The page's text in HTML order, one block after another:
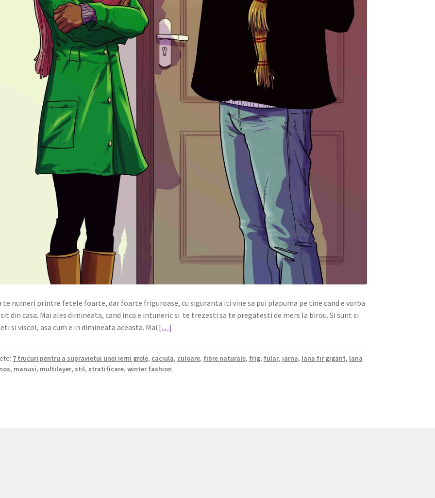
te numeri printre fetele foarte, dar foarte friguroase, cu siguranta iti vine sa pui plapuma pe tine cand e vorba
din casa. Mai ales dimineata, cand inca e intuneric si te trezesti sa te pregatesti de mers la birou. Si sunt si
si viscol, asa cum e in dimineata aceasta. Mai […]
7 trucuri pentru a supravietui unei ierni grele, caciula, culoare, fibre naturale, frig, fular, iarna, lana fir gigant, lana
, manusi, multilayer, stil, stratificare, winter fashion